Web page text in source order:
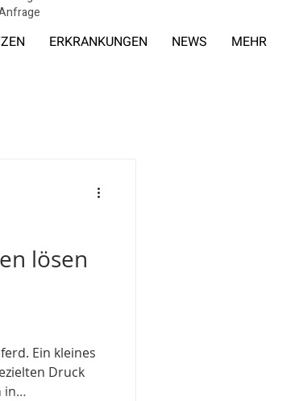
ERKRANKUNGEN NEWS MEHR
lösen
Ein kleines
Druck
in